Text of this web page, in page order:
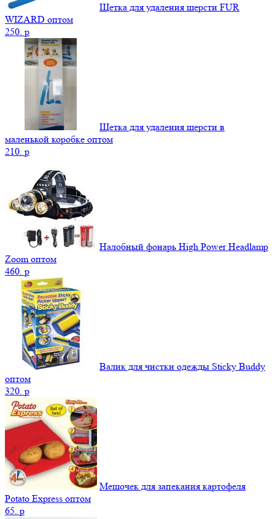
Щетка для удаления шерсти FUR
WIZARD оптом
250. p
Щетка для удаления шерсти в
маленькой коробке оптом
210. p
Налобный фонарь High Power Headlamp
Zoom оптом
460. p
Валик для чистки одежды Sticky Buddy
оптом
320. p
Мешочек для запекания картофеля
Potato Express оптом
65. p